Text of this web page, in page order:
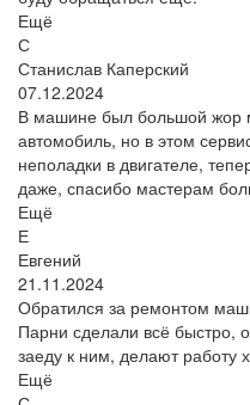
Ещё
С
Станислав Каперский
07.12.2024
В машине был большой жор
автомобиль, но в этом
неполадки в двигателе,
даже, спасибо мастерам
Ещё
Е
Евгений
21.11.2024
Обратился за ремонтом
Парни сделали всё быстро,
заеду к ним, делают работу
Ещё